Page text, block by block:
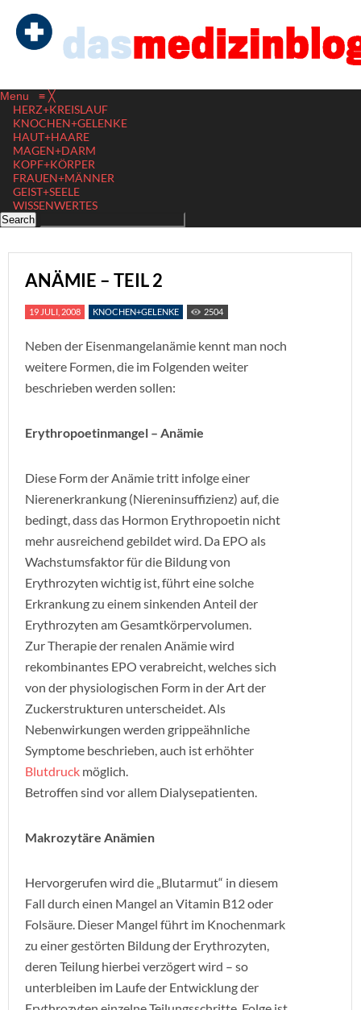
Menu ≡ ╳
HERZ+KREISLAUF
KNOCHEN+GELENKE
HAUT+HAARE
MAGEN+DARM
KOPF+KÖRPER
FRAUEN+MÄNNER
GEIST+SEELE
WISSENWERTES
ANÄMIE – TEIL 2
19 JULI, 2008 KNOCHEN+GELENKE 2504
Neben der Eisenmangelanämie kennt man noch
weitere Formen, die im Folgenden weiter
beschrieben werden sollen:
Erythropoetinmangel – Anämie
Diese Form der Anämie tritt infolge einer
Nierenerkrankung (Niereninsuffizienz) auf, die
bedingt, dass das Hormon Erythropoetin nicht
mehr ausreichend gebildet wird. Da EPO als
Wachstumsfaktor für die Bildung von
Erythrozyten wichtig ist, führt eine solche
Erkrankung zu einem sinkenden Anteil der
Erythrozyten am Gesamtkörpervolumen.
Zur Therapie der renalen Anämie wird
rekombinantes EPO verabreicht, welches sich
von der physiologischen Form in der Art der
Zuckerstrukturen unterscheidet. Als
Nebenwirkungen werden grippeähnliche
Symptome beschrieben, auch ist erhöhter
Blutdruck möglich.
Betroffen sind vor allem Dialysepatienten.
Makrozytäre Anämien
Hervorgerufen wird die „Blutarmut“ in diesem
Fall durch einen Mangel an Vitamin B12 oder
Folsäure. Dieser Mangel führt im Knochenmark
zu einer gestörten Bildung der Erythrozyten,
deren Teilung hierbei verzögert wird – so
unterbleiben im Laufe der Entwicklung der